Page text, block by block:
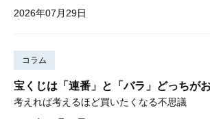
2026年07月29日
コラム
宝くじは「連番」と「バラ」どっちが
考えれば考えるほど買いたくなる不思議